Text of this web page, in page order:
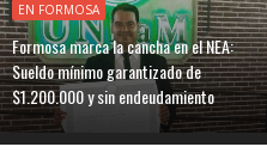
EN FORMOSA
Formosa marca la cancha en el NEA:
Sueldo mínimo garantizado de
$1.200.000 y sin endeudamiento